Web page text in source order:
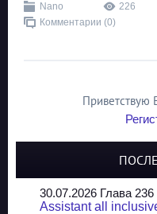
Nano 226
Комментарии (0)
Приветствую
30.07.2026 Глава 236
Assistant all